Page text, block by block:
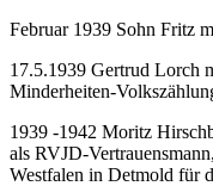
Februar 1939 Sohn Fritz
17.5.1939 Gertrud Lorch
Minderheiten-
1939 -1942 Moritz
als RVJD-
Westfalen in Detmold für